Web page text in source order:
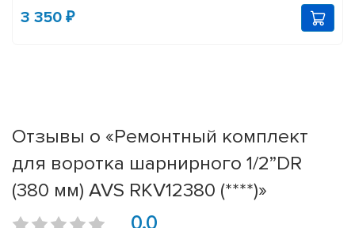
3 350 ₽
Отзывы о «Ремонтный комплект
для воротка шарнирного 1/2”DR
(380 мм) AVS RKV12380 (****)»